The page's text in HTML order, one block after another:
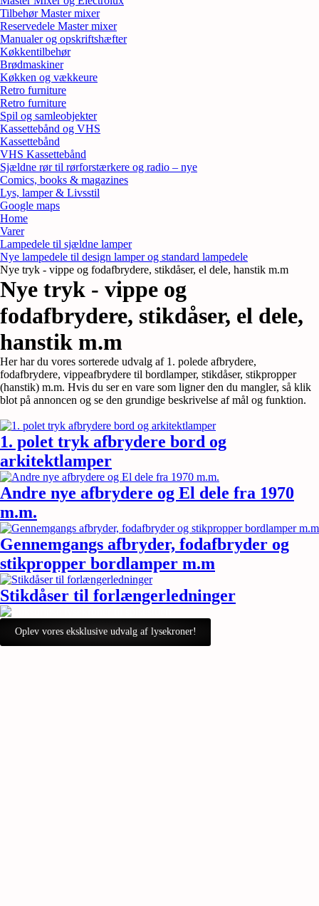
Tilbehør Master mixer
Reservedele Master mixer
Manualer og opskriftshæfter
Køkkentilbehør
Brødmaskiner
Køkken og vækkeure
Retro furniture
Retro furniture
Spil og samleobjekter
Kassettebånd og VHS
Kassettebånd
VHS Kassettebånd
Sjældne rør til rørforstærkere og radio – nye
Comics, books & magazines
Lys, lamper & Livsstil
Google maps
Home
Varer
Lampedele til sjældne lamper
Nye lampedele til design lamper og standard lampedele
Nye tryk - vippe og fodafbrydere, stikdåser, el dele, hanstik m.m
Nye tryk - vippe og
fodafbrydere, stikdåser, el dele,
hanstik m.m
Her har du vores sorterede udvalg af 1. polede afbrydere,
fodafbrydere, vippeafbrydere til bordlamper, stikdåser, stikpropper
(hanstik) m.m. Hvis du ser en vare som ligner den du mangler, så klik
blot på annoncen og se den grundige beskrivelse af mål og funktion.
1. polet tryk afbrydere bord og
arkitektlamper
Andre nye afbrydere og El dele fra 1970
m.m.
Gennemgangs afbryder, fodafbryder og
stikpropper bordlamper m.m
Stikdåser til forlængerledninger
Oplev vores eksklusive udvalg af lysekroner!